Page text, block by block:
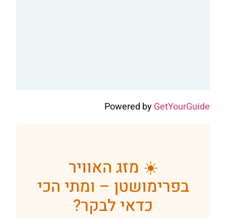
Powered byGetYourGuide
☀️ מזג האוויר
בפרימושטן – ומתי הכי
כדאי לבקר?